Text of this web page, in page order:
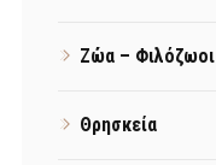
Ζώα – Φιλόζωοι
Θρησκεία